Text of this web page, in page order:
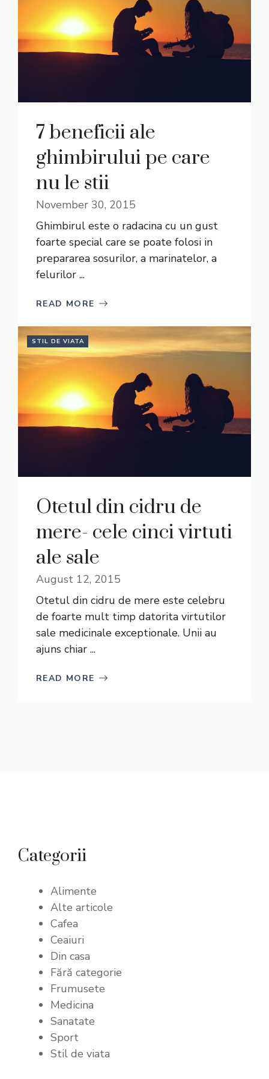
7 beneficii ale
ghimbirului pe care
nu le stii
November 30, 2015
Ghimbirul este o radacina cu un gust
foarte special care se poate folosi in
prepararea sosurilor, a marinatelor, a
felurilor ...
READ MORE
STIL DE VIATA
Otetul din cidru de
mere- cele cinci virtuti
ale sale
August 12, 2015
Otetul din cidru de mere este celebru
de foarte mult timp datorita virtutilor
sale medicinale exceptionale. Unii au
ajuns chiar ...
READ MORE
Categorii
Alimente
Alte articole
Cafea
Ceaiuri
Din casa
Fără categorie
Frumusete
Medicina
Sanatate
Sport
Stil de viata